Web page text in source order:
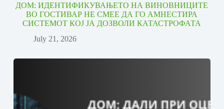
ДОМ: ИДЕНТИФИКУВАЊЕТО НА ВИНОВНИЦИТЕ
ВО ГОСТИВАР НЕ СМЕЕ ДА ГО АМНЕСТИРА
СИСТЕМОТ КОЈ ЈА ДОЗВОЛИ КАТАСТРОФАТА
July 21, 2026